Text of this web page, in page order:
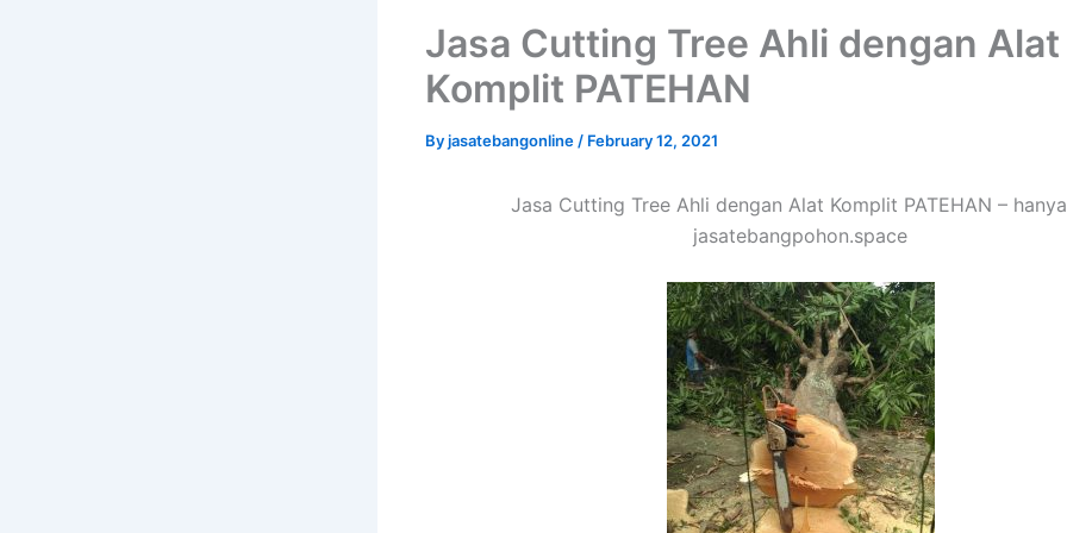
Jasa Cutting Tree Ahli dengan Alat
Komplit PATEHAN
Byjasatebangonline / February 12, 2021
Jasa Cutting Tree Ahli dengan Alat Komplit PATEHAN –
jasatebangpohon.space